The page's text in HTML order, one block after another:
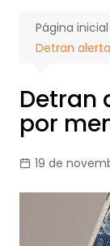
Página inicial
Detran
Detran
por
19 de